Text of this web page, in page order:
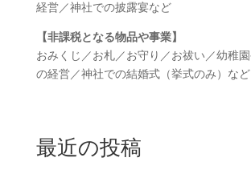
経営／神社での披露宴など
【非課税となる物品や事業】
おみくじ／お札／お守り／お祓い／幼稚
の経営／神社での結婚式（挙式のみ）など
最近の投稿